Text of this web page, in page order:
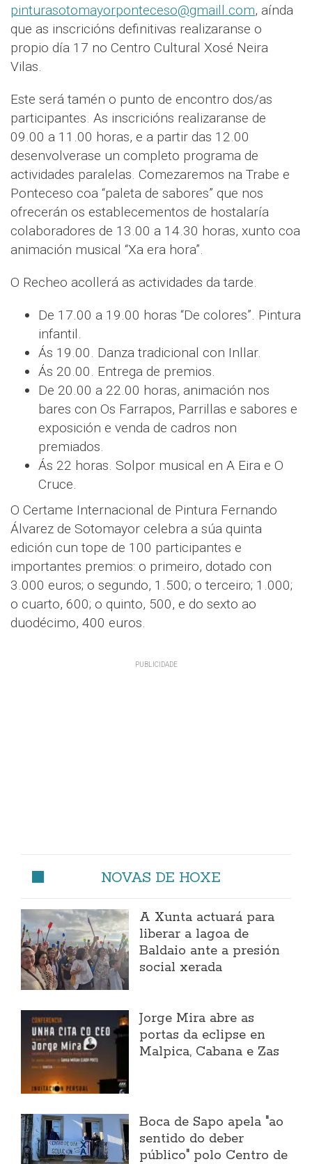
pinturasotomayorponteceso@gmaill.com, aínda
que as inscricións definitivas realizaranse o
propio día 17 no Centro Cultural Xosé Neira
Vilas.
Este será tamén o punto de encontro dos/as
participantes. As inscricións realizaranse de
09.00 a 11.00 horas, e a partir das 12.00
desenvolverase un completo programa de
actividades paralelas. Comezaremos na Trabe e
Ponteceso coa “paleta de sabores” que nos
ofrecerán os establecementos de hostalaría
colaboradores de 13.00 a 14.30 horas, xunto coa
animación musical “Xa era hora”.
O Recheo acollerá as actividades da tarde.
De 17.00 a 19.00 horas “De colores”. Pintura
infantil.
Ás 19.00. Danza tradicional con Inllar.
Ás 20.00. Entrega de premios.
De 20.00 a 22.00 horas, animación nos
bares con Os Farrapos, Parrillas e sabores e
exposición e venda de cadros non
premiados.
Ás 22 horas. Solpor musical en A Eira e O
Cruce.
O Certame Internacional de Pintura Fernando
Álvarez de Sotomayor celebra a súa quinta
edición cun tope de 100 participantes e
importantes premios: o primeiro, dotado con
3.000 euros; o segundo, 1.500; o terceiro; 1.000;
o cuarto, 600; o quinto, 500, e do sexto ao
duodécimo, 400 euros.
NOVAS DE HOXE
A Xunta actuará para
liberar a lagoa de
Baldaio ante a presión
social xerada
Jorge Mira abre as
portas da eclipse en
Malpica, Cabana e Zas
Boca de Sapo apela "ao
sentido do deber
público" polo Centro de